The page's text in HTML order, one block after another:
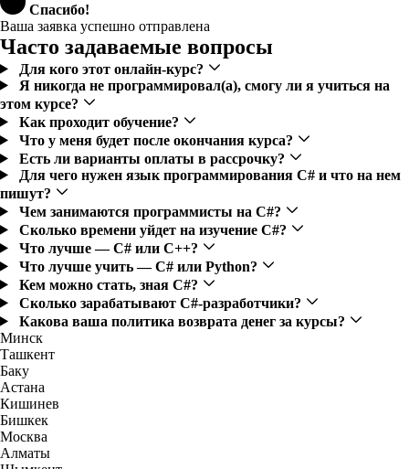
Спасибо!
Ваша заявка успешно отправлена
Часто задаваемые вопросы
Для кого этот онлайн-курс?
Я никогда не программировал(а), смогу ли я учиться на
этом курсе?
Как проходит обучение?
Что у меня будет после окончания курса?
Есть ли варианты оплаты в рассрочку?
Для чего нужен язык программирования C# и что на нем
пишут?
Чем занимаются программисты на C#?
Сколько времени уйдет на изучение C#?
Что лучше — C# или C++?
Что лучше учить — C# или Python?
Кем можно стать, зная C#?
Сколько зарабатывают C#-разработчики?
Какова ваша политика возврата денег за курсы?
Минск
Ташкент
Баку
Астана
Кишинев
Бишкек
Москва
Алматы